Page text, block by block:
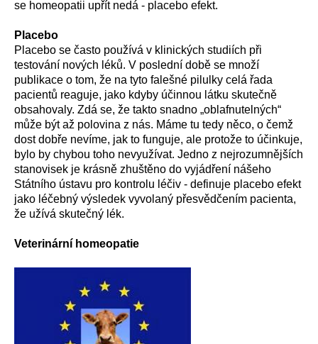
se homeopatii upřít nedá - placebo efekt.
Placebo
Placebo se často používá v klinických studiích při
testování nových léků. V poslední době se množí
publikace o tom, že na tyto falešné pilulky celá řada
pacientů reaguje, jako kdyby účinnou látku skutečně
obsahovaly. Zdá se, že takto snadno „oblafnutelných“
může být až polovina z nás. Máme tu tedy něco, o čemž
dost dobře nevíme, jak to funguje, ale protože to účinkuje,
bylo by chybou toho nevyužívat. Jedno z nejrozumnějších
stanovisek je krásně zhuštěno do vyjádření nášeho
Státního ústavu pro kontrolu léčiv - definuje placebo efekt
jako léčebný výsledek vyvolaný přesvědčením pacienta,
že užívá skutečný lék.
Veterinární homeopatie